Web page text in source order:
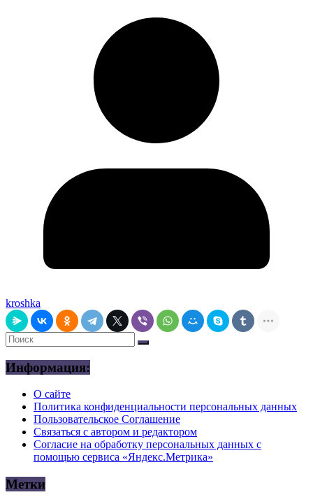
kroshka
Информация:
О сайте
Политика конфиденциальности персональных данных
Пользовательское Соглашение
Связаться с автором и редактором
Согласие на обработку персональных данных с
помощью сервиса «Яндекс.Метрика»
Метки